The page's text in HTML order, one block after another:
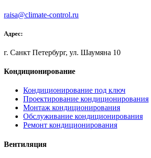
raisa@climate-control.ru
Адрес:
г. Санкт Петербург, ул. Шаумяна 10
Кондиционирование
Кондиционирование под ключ
Проектирование кондиционирования
Монтаж кондиционирования
Обслуживание кондиционирования
Ремонт кондиционирования
Вентиляция